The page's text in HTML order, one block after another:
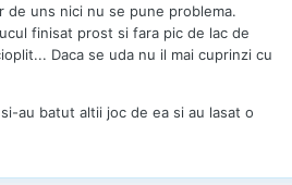
de uns nici nu se pune problema.
finisat prost si fara pic de lac de
Daca se uda nu il mai cuprinzi cu
au batut altii joc de ea si au lasat o